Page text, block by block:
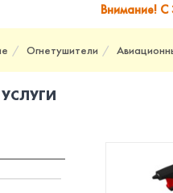
Внимание!
Огнетушители